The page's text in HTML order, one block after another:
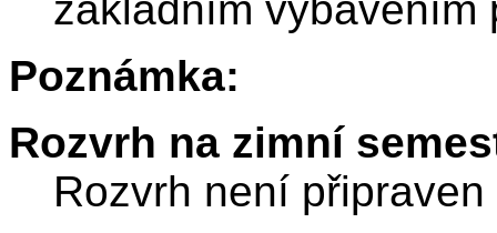
základním vybavením
Poznámka:
Rozvrh na zimní
Rozvrh není připraven